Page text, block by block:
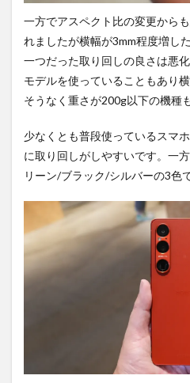
プが
おす
す
め！
一方でアスペクト比の変更から
れましたが横幅が3mm程度増し
一つだった取り回しの良さは悪
モデルを使っていることもあり
そうなく重さが200g以下の機種
少なくとも普段使っているスマ
に取り回しがしやすいです。一
リーン/ブラック/シルバーの3色